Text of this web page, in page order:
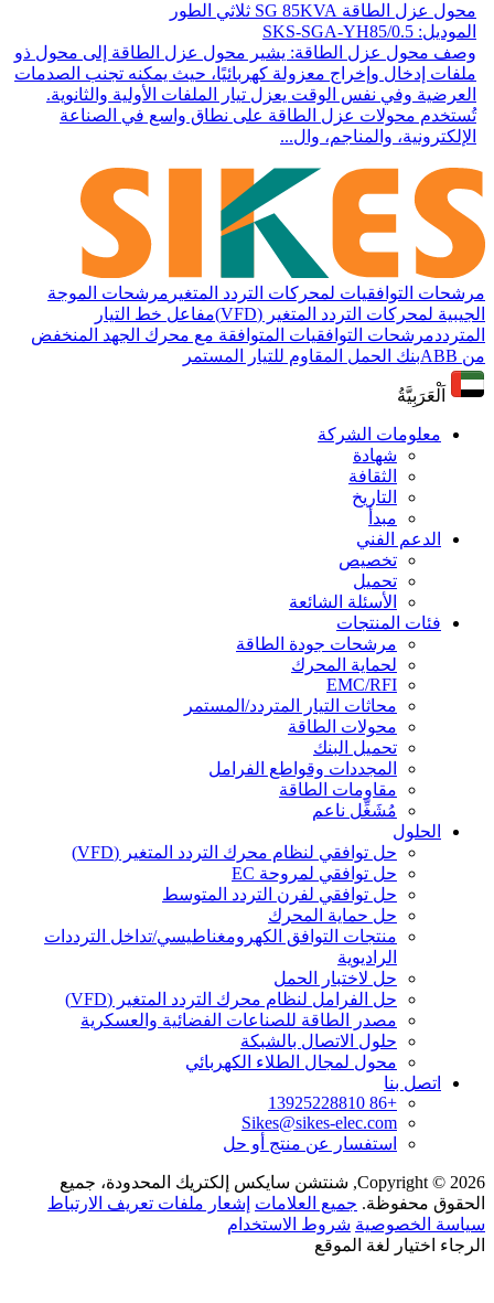
محول عزل الطاقة SG 85KVA ثلاثي الطور
الموديل: SKS-SGA-YH85/0.5
وصف محول عزل الطاقة: يشير محول عزل الطاقة إلى محول ذو
ملفات إدخال وإخراج معزولة كهربائيًا، حيث يمكنه تجنب الصدمات
العرضية وفي نفس الوقت يعزل تيار الملفات الأولية والثانوية.
تُستخدم محولات عزل الطاقة على نطاق واسع في الصناعة
الإلكترونية، والمناجم، وال...
مرشحات التوافقيات لمحركات التردد المتغير مرشحات الموجة
الجيبية لمحركات التردد المتغير (VFD)
مفاعل خط التيار
المترددمرشحات التوافقيات المتوافقة مع محرك الجهد المنخفض
من ABB
بنك الحمل المقاوم للتيار المستمر
اَلْعَرَبِيَّةُ
معلومات الشركة
شهادة
الثقافة
التاريخ
مبدأ
الدعم الفني
تخصيص
تحميل
الأسئلة الشائعة
فئات المنتجات
مرشحات جودة الطاقة
لحماية المحرك
EMC/RFI
محاثات التيار المتردد/المستمر
محولات الطاقة
تحميل البنك
المجددات وقواطع الفرامل
مقاومات الطاقة
مُشَغِّل ناعم
الحلول
حل توافقي لنظام محرك التردد المتغير (VFD)
حل توافقي لمروحة EC
حل توافقي لفرن التردد المتوسط
حل حماية المحرك
منتجات التوافق الكهرومغناطيسي/تداخل الترددات
الراديوية
حل لاختبار الحمل
حل الفرامل لنظام محرك التردد المتغير (VFD)
مصدر الطاقة للصناعات الفضائية والعسكرية
حلول الاتصال بالشبكة
محول لمجال الطلاء الكهربائي
اتصل بنا
+86 13925228810
Sikes@sikes-elec.com
استفسار عن منتج أو حل
Copyright © 2026, شنتشن سايكس إلكتريك المحدودة، جميع
الحقوق محفوظة. جميع العلامات إشعار ملفات تعريف الارتباط
سياسة الخصوصية شروط الاستخدام
الرجاء اختيار لغة الموقع